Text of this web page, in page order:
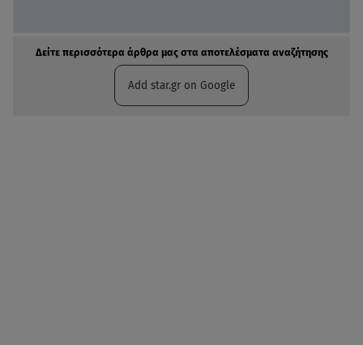
Δείτε περισσότερα άρθρα μας στα αποτελέσματα αναζήτησης
Add star.gr on Google